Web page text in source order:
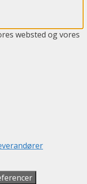
websted og vores